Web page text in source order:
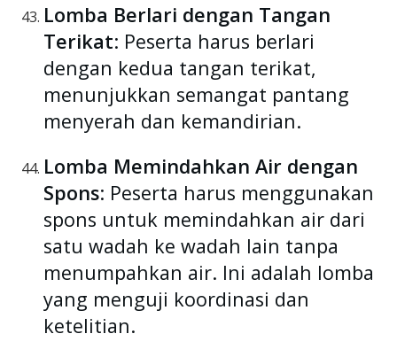
Lomba Berlari dengan Tangan
Terikat: Peserta harus berlari
dengan kedua tangan terikat,
menunjukkan semangat pantang
menyerah dan kemandirian.
Lomba Memindahkan Air dengan
Spons: Peserta harus menggunakan
spons untuk memindahkan air dari
satu wadah ke wadah lain tanpa
menumpahkan air. Ini adalah lomba
yang menguji koordinasi dan
ketelitian.